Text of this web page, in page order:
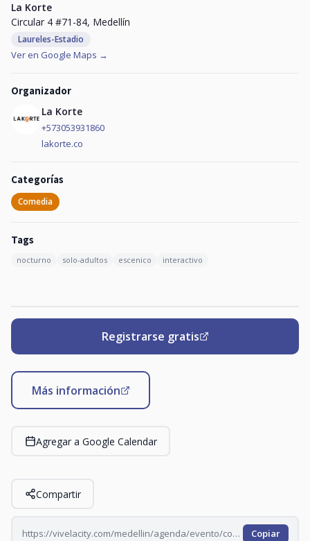
La Korte
Circular 4 #71-84, Medellín
Laureles-Estadio
Ver en Google Maps →
Organizador
La Korte
+573053931860
lakorte.co
Categorías
Comedia
Tags
nocturno solo-adultos escenico interactivo
Registrarse gratis
Más información
Agregar a Google Calendar
Compartir
https://vivelacity.com/medellin/agenda/evento/comedy-lab-open-mic-todos-los-martes-2026-06-16 Copiar